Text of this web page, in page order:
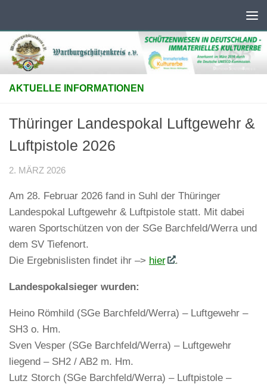
AKTUELLE INFORMATIONEN
Thüringer Landespokal Luftgewehr &
Luftpistole 2026
2. MÄRZ 2026
Am 28. Februar 2026 fand in Suhl der Thüringer
Landespokal Luftgewehr & Luftpistole statt. Mit dabei
waren Sportschützen von der SGe Barchfeld/Werra und
dem SV Tiefenort.
Die Ergebnislisten findet ihr –> hier .
Landespokalsieger wurden:
Heino Römhild (SGe Barchfeld/Werra) – Luftgewehr –
SH3 o. Hm.
Sven Vesper (SGe Barchfeld/Werra) – Luftgewehr
liegend – SH2 / AB2 m. Hm.
Lutz Storch (SGe Barchfeld/Werra) – Luftpistole –